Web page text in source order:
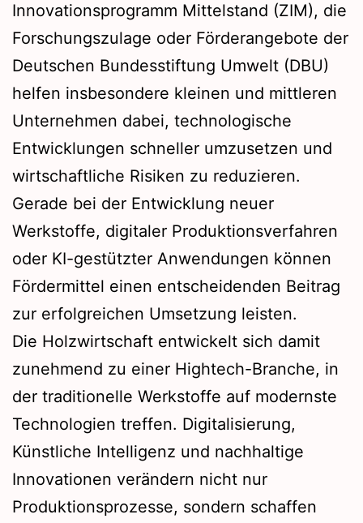
Innovationsprogramm Mittelstand (ZIM), die
Forschungszulage oder Förderangebote der
Deutschen Bundesstiftung Umwelt (DBU)
helfen insbesondere kleinen und mittleren
Unternehmen dabei, technologische
Entwicklungen schneller umzusetzen und
wirtschaftliche Risiken zu reduzieren.
Gerade bei der Entwicklung neuer
Werkstoffe, digitaler Produktionsverfahren
oder KI-gestützter Anwendungen können
Fördermittel einen entscheidenden Beitrag
zur erfolgreichen Umsetzung leisten.
Die Holzwirtschaft entwickelt sich damit
zunehmend zu einer Hightech-Branche, in
der traditionelle Werkstoffe auf modernste
Technologien treffen. Digitalisierung,
Künstliche Intelligenz und nachhaltige
Innovationen verändern nicht nur
Produktionsprozesse, sondern schaffen